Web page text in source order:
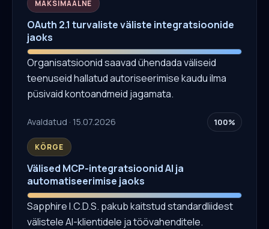
MAKSIMAALNE
OAuth 2.1 turvaliste väliste integratsioonide
jaoks
Organisatsioonid saavad ühendada väliseid
teenuseid hallatud autoriseerimise kaudu ilma
püsivaid kontoandmeid jagamata.
Avaldatud · 15.07.2026 100%
KÕRGE
Välised MCP-integratsioonid AI ja
automatiseerimise jaoks
Sapphire I.C.D.S. pakub kaitstud standardliidest
välistele AI-klientidele ja töövahenditele.